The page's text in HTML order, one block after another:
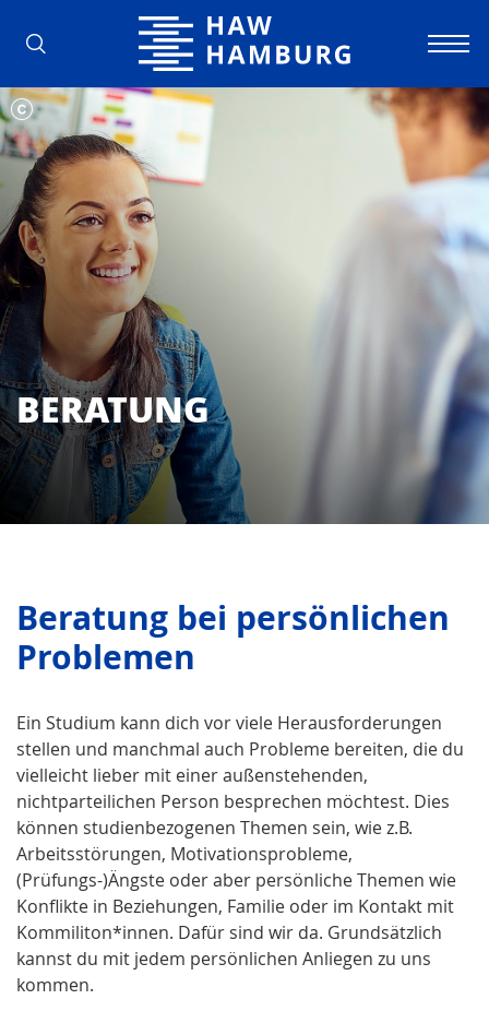
Hochschule für Angewandte
BERATUNG
Beratung bei persönlichen
Problemen
Ein Studium kann dich vor viele Herausforderungen
stellen und manchmal auch Probleme bereiten, die du
vielleicht lieber mit einer außenstehenden,
nichtparteilichen Person besprechen möchtest. Dies
können studienbezogenen Themen sein, wie z.B.
Arbeitsstörungen, Motivationsprobleme,
(Prüfungs-)Ängste oder aber persönliche Themen wie
Konflikte in Beziehungen, Familie oder im Kontakt mit
Kommiliton*innen. Dafür sind wir da. Grundsätzlich
kannst du mit jedem persönlichen Anliegen zu uns
kommen.